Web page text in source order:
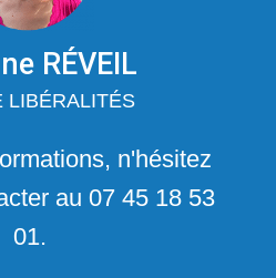
n'hésitez
au 07 45 18 53
01.
RÉVEIL
LIBÉRALITÉS